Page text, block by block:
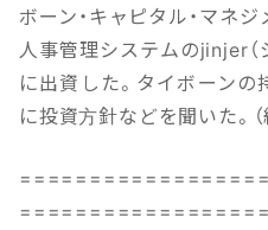
ボーン・キャピタル・マネ
人事管理システムのjinjer（
に出資した。タイボーンの
に投資方針などを聞いた。（